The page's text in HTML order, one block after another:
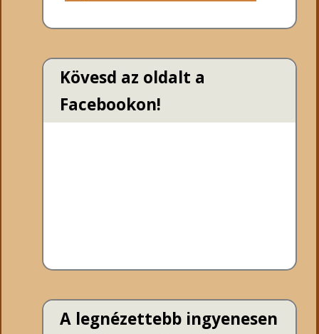
Kövesd az oldalt a
Facebookon!
A legnézettebb ingyenesen